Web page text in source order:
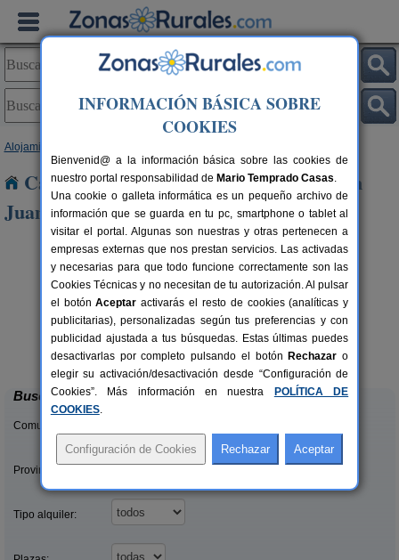
Alojamientos
Casas Rurales cerca de Valencia de Don
Juan
8+1 pers.
desde27 €
Complejo Rural Aguas Frías
La Omañuela (León)
Buscar
Comunidades:
Provincias/Islas:
Tipo alquiler:
INFORMACIÓN BÁSICA SOBRE
COOKIES
Bienvenid@ a la información básica sobre las cookies de
nuestro portal responsabilidad de Mario Temprado Casas.
Una cookie o galleta informática es un pequeño archivo de
información que se guarda en tu pc, smartphone o tablet al
visitar el portal. Algunas son nuestras y otras pertenecen a
empresas externas que nos prestan servicios. Las activadas
y necesarias para que todo funcione correctamente son las
Cookies Técnicas y no necesitan de tu autorización. Al pulsar
el botónAceptar activarás el resto de cookies (analíticas y
publicitarias), personalizadas según tus preferencias y con
publicidad ajustada a tus búsquedas. Estas últimas puedes
desactivarlas por completo pulsando el botón Rechazar o
elegir su activación/desactivación desde “Configuración de
Cookies”. Más información en nuestra
POLÍTICA DE
COOKIES.